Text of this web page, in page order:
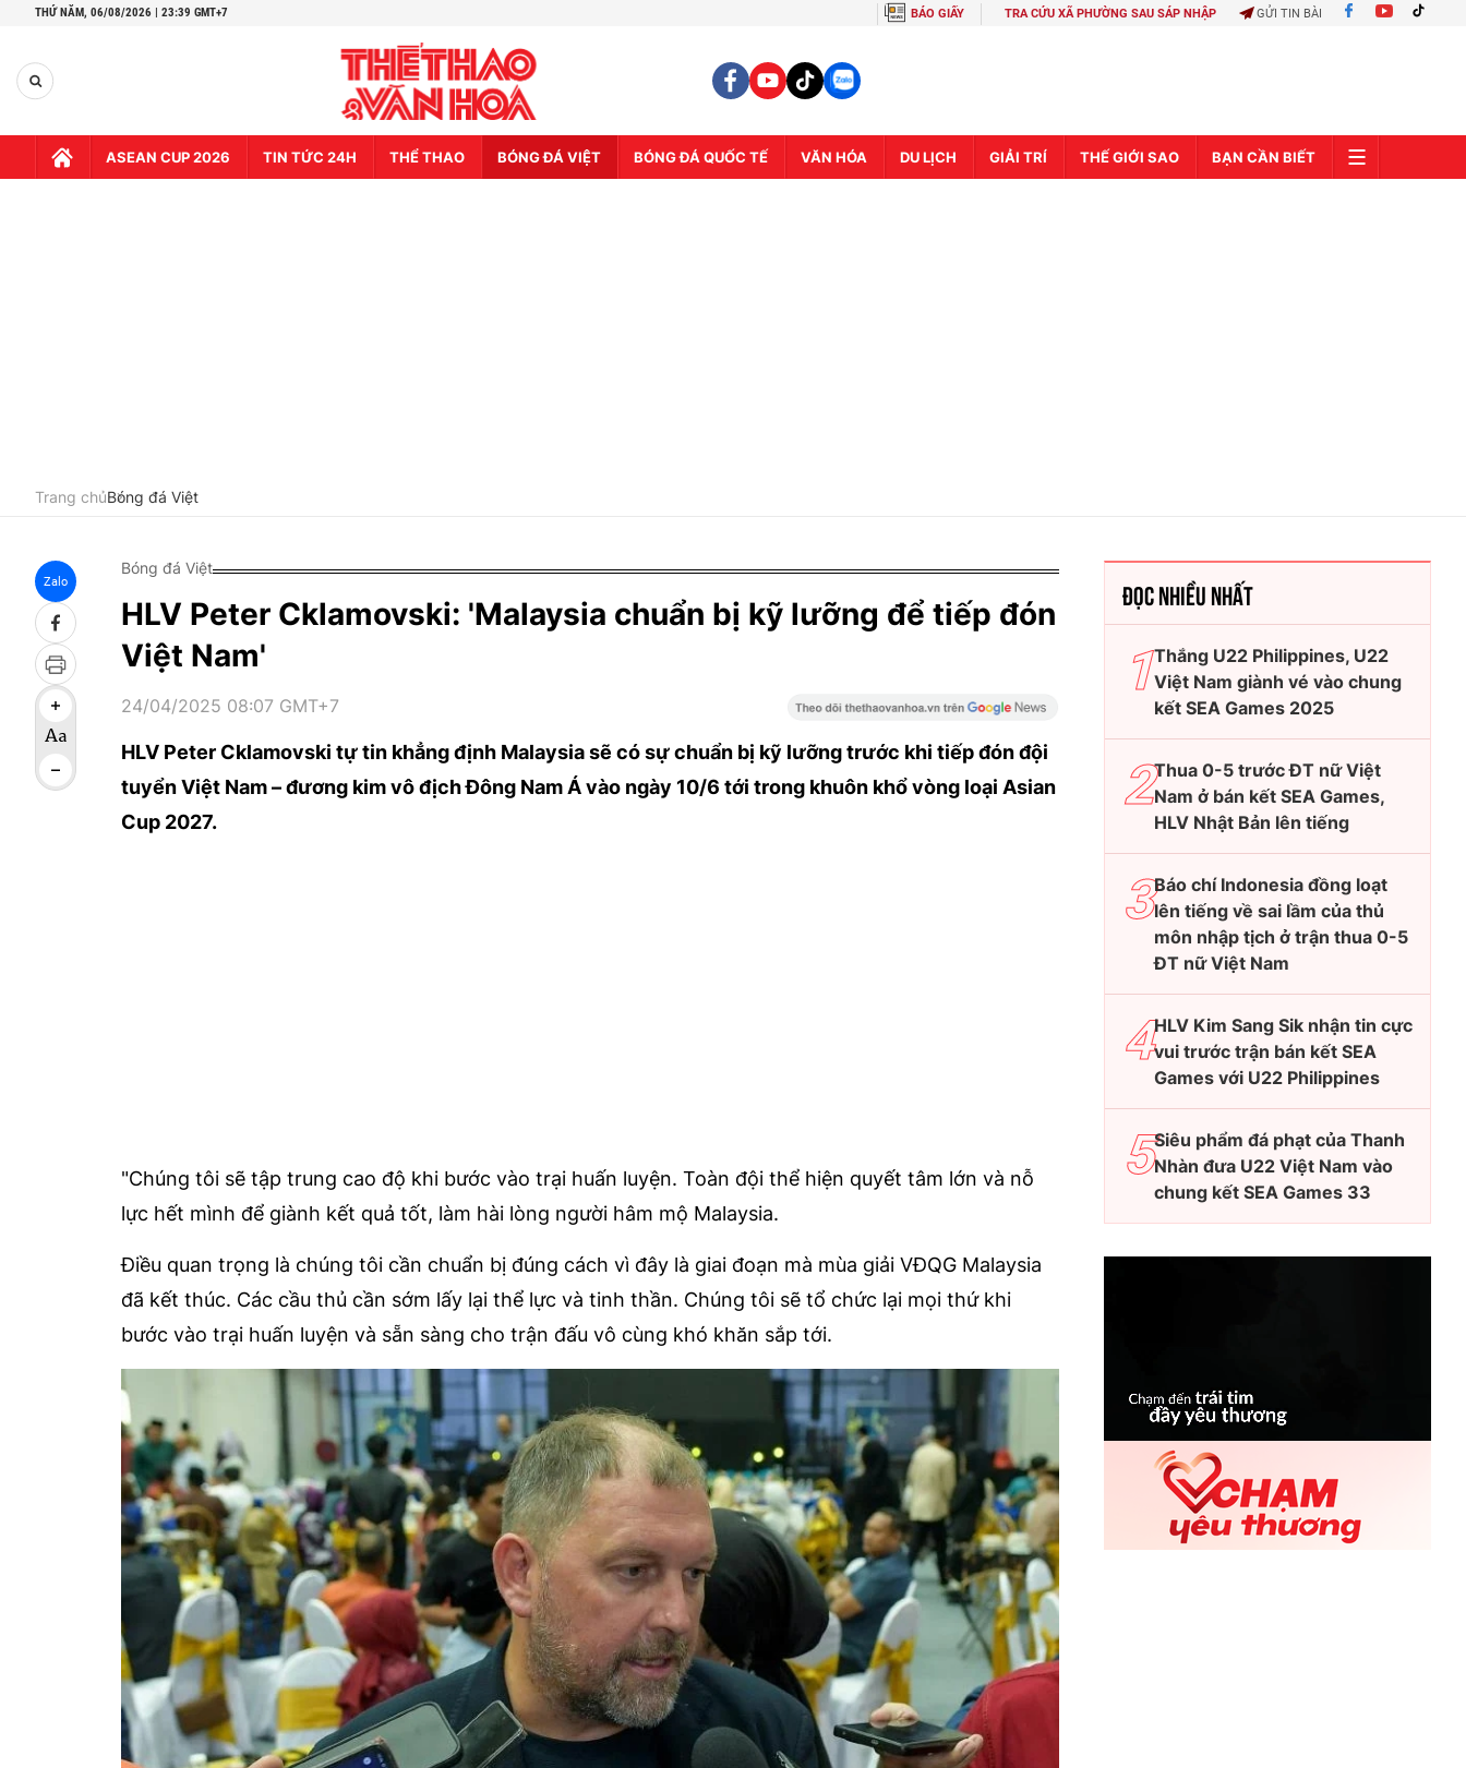
THỨ NĂM, 06/08/2026 | 23:39 GMT+7 BÁO GIẤY TRA CỨU XÃ PHƯỜNG SAU SÁP NHẬP GỬI TIN BÀI
ASEAN CUP 2026 TIN TỨC 24H THỂ THAO BÓNG ĐÁ VIỆT BÓNG ĐÁ QUỐC TẾ VĂN HÓA DU LỊCH GIẢI TRÍ THẾ GIỚI SAO BẠN CẦN BIẾT
Trang chủBóng đá Việt
Zalo
Bóng đá Việt
HLV Peter Cklamovski: 'Malaysia chuẩn bị kỹ lưỡng để tiếp đón
Việt Nam'
24/04/2025 08:07 GMT+7
HLV Peter Cklamovski tự tin khẳng định Malaysia sẽ có sự chuẩn bị kỹ lưỡng trước khi tiếp đón đội
tuyển Việt Nam – đương kim vô địch Đông Nam Á vào ngày 10/6 tới trong khuôn khổ vòng loại Asian
Cup 2027.
"Chúng tôi sẽ tập trung cao độ khi bước vào trại huấn luyện. Toàn đội thể hiện quyết tâm lớn và nỗ
lực hết mình để giành kết quả tốt, làm hài lòng người hâm mộ Malaysia.
Điều quan trọng là chúng tôi cần chuẩn bị đúng cách vì đây là giai đoạn mà mùa giải VĐQG Malaysia
đã kết thúc. Các cầu thủ cần sớm lấy lại thể lực và tinh thần. Chúng tôi sẽ tổ chức lại mọi thứ khi
bước vào trại huấn luyện và sẵn sàng cho trận đấu vô cùng khó khăn sắp tới.
ĐỌC NHIỀU NHẤT
Thắng U22 Philippines, U22
Việt Nam giành vé vào chung
kết SEA Games 2025
Thua 0-5 trước ĐT nữ Việt
Nam ở bán kết SEA Games,
HLV Nhật Bản lên tiếng
Báo chí Indonesia đồng loạt
lên tiếng về sai lầm của thủ
môn nhập tịch ở trận thua 0-5
ĐT nữ Việt Nam
HLV Kim Sang Sik nhận tin cực
vui trước trận bán kết SEA
Games với U22 Philippines
Siêu phẩm đá phạt của Thanh
Nhàn đưa U22 Việt Nam vào
chung kết SEA Games 33